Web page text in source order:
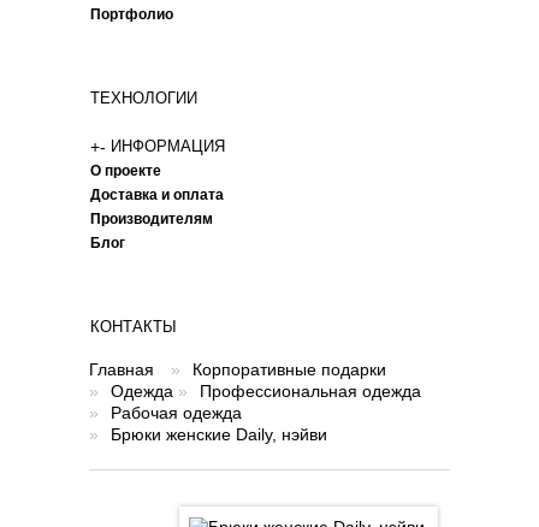
Портфолио
ТЕХНОЛОГИИ
+- ИНФОРМАЦИЯ
О проекте
Доставка и оплата
Производителям
Блог
КОНТАКТЫ
Главная »
Корпоративные подарки
»
Одежда »
Профессиональная одежда
»
Рабочая одежда
»
Брюки женские Daily, нэйви